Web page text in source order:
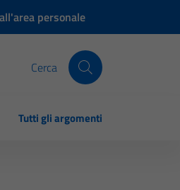
personale
Cerca
Tutti gli argomenti